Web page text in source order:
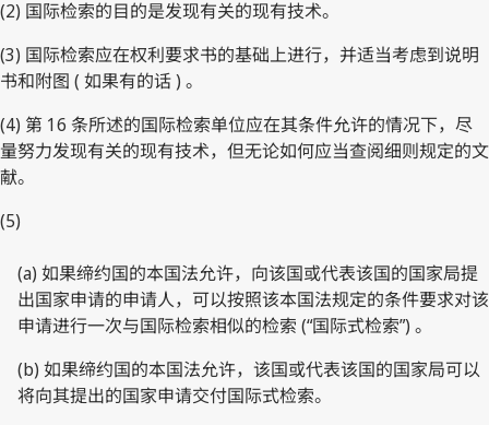
(2) 国际检索的目的是发现有关的现有技术。
(3) 国际检索应在权利要求书的基础上进行，并适当考虑到说明
书和附图 ( 如果有的话 ) 。
(4) 第 16 条所述的国际检索单位应在其条件允许的情况下，尽
量努力发现有关的现有技术，但无论如何应当查阅细则规定的文
献。
(5)
(a) 如果缔约国的本国法允许，向该国或代表该国的国家局提
出国家申请的申请人，可以按照该本国法规定的条件要求对该
申请进行一次与国际检索相似的检索 (“国际式检索”) 。
(b) 如果缔约国的本国法允许，该国或代表该国的国家局可以
将向其提出的国家申请交付国际式检索。